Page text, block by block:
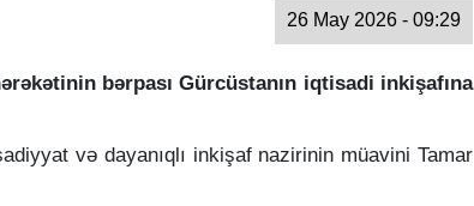
26 May 2026 - 09:29
bərpası Gürcüstanın iqtisadi inkişafına
və dayanıqlı inkişaf nazirinin müavini Tamar